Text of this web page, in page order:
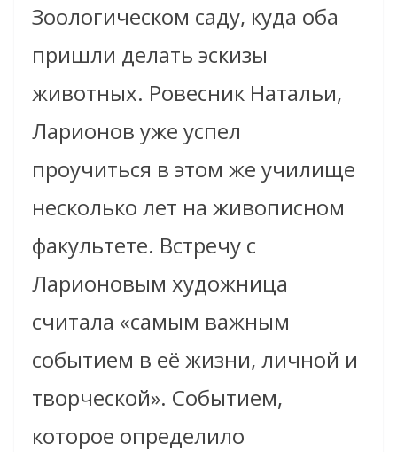
Зоологическом саду, куда оба
пришли делать эскизы
животных. Ровесник Натальи,
Ларионов уже успел
проучиться в этом же училище
несколько лет на живописном
факультете. Встречу с
Ларионовым художница
считала «самым важным
событием в её жизни, личной и
творческой». Событием,
которое определило